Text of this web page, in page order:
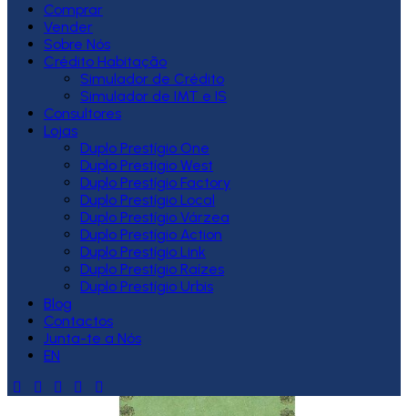
Comprar
Vender
Sobre Nós
Crédito Habitação
Simulador de Crédito
Simulador de IMT e IS
Consultores
Lojas
Duplo Prestígio One
Duplo Prestígio West
Duplo Prestígio Factory
Duplo Prestígio Local
Duplo Prestígio Várzea
Duplo Prestígio Action
Duplo Prestígio Link
Duplo Prestígio Raízes
Duplo Prestígio Urbis
Blog
Contactos
Junta-te a Nós
EN